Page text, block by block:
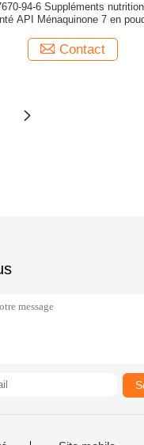
94-6 Suppléments
API Ménaquinone 7 en
Contact